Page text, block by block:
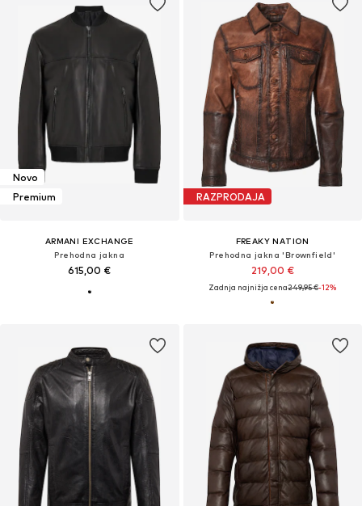
Novo
Premium
ARMANI EXCHANGE
Prehodna jakna
615,00 €
RAZPRODAJA
FREAKY NATION
Prehodna jakna 'Brownfield'
219,00 €
Zadnja najnižja cena249,95 €-12%